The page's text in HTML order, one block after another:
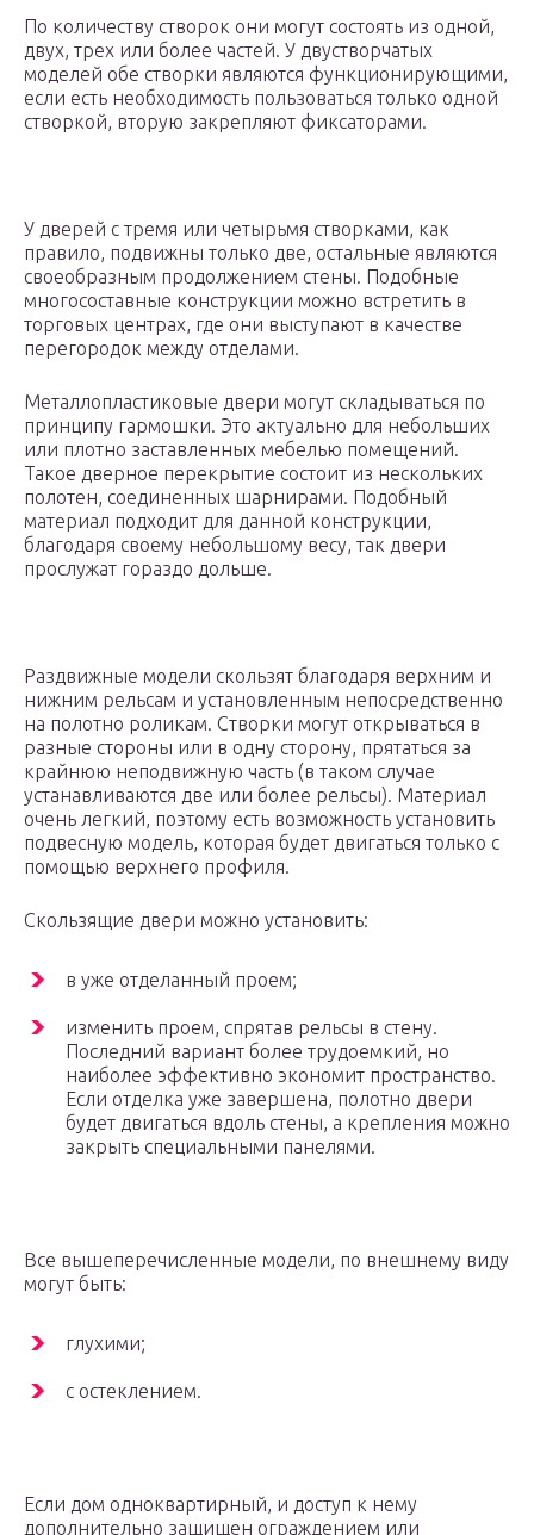
По количеству створок они могут состоять из одной,
двух, трех или более частей. У двустворчатых
моделей обе створки являются функционирующими,
если есть необходимость пользоваться только одной
створкой, вторую закрепляют фиксаторами.
У дверей с тремя или четырьмя створками, как
правило, подвижны только две, остальные являются
своеобразным продолжением стены. Подобные
многосоставные конструкции можно встретить в
торговых центрах, где они выступают в качестве
перегородок между отделами.
Металлопластиковые двери могут складываться по
принципу гармошки. Это актуально для небольших
или плотно заставленных мебелью помещений.
Такое дверное перекрытие состоит из нескольких
полотен, соединенных шарнирами. Подобный
материал подходит для данной конструкции,
благодаря своему небольшому весу, так двери
прослужат гораздо дольше.
Раздвижные модели скользят благодаря верхним и
нижним рельсам и установленным непосредственно
на полотно роликам. Створки могут открываться в
разные стороны или в одну сторону, прятаться за
крайнюю неподвижную часть (в таком случае
устанавливаются две или более рельсы). Материал
очень легкий, поэтому есть возможность установить
подвесную модель, которая будет двигаться только с
помощью верхнего профиля.
Скользящие двери можно установить:
в уже отделанный проем;
изменить проем, спрятав рельсы в стену.
Последний вариант более трудоемкий, но
наиболее эффективно экономит пространство.
Если отделка уже завершена, полотно двери
будет двигаться вдоль стены, а крепления можно
закрыть специальными панелями.
Все вышеперечисленные модели, по внешнему виду
могут быть:
глухими;
с остеклением.
Если дом одноквартирный, и доступ к нему
дополнительно защищен ограждением или